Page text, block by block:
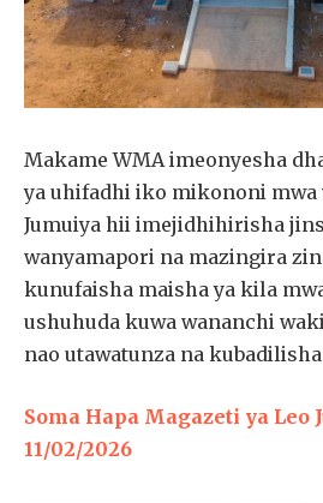
Makame WMA imeonyesha
ya uhifadhi iko mikononi mwa
Jumuiya hii imejidhihirisha
wanyamapori na mazingira
kunufaisha maisha ya kila
ushuhuda kuwa wananchi
nao utawatunza na
Soma Hapa Magazeti ya Leo
11/02/2026